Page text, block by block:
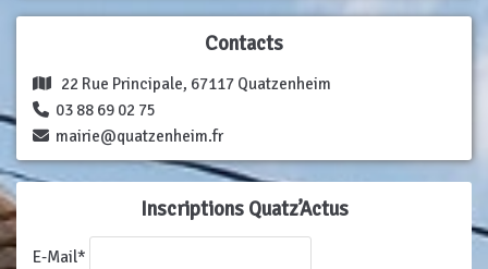
Contacts
22 Rue Principale, 67117 Quatzenheim
03 88 69 02 75
mairie@quatzenheim.fr
Inscriptions Quatz’Actus
E-Mail*